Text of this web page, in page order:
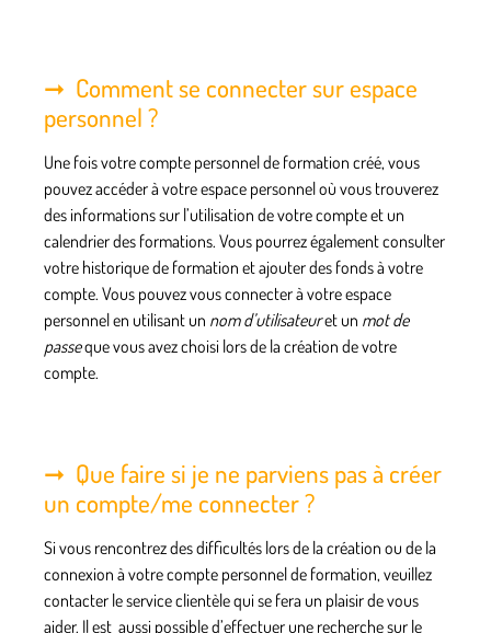
Comment se connecter sur espace
personnel ?
Une fois votre compte personnel de formation créé, vous
pouvez accéder à votreespace personneloù vous trouverez
des informations sur l’utilisation de votre compte et un
calendrier des formations. Vous pourrez également consulter
votre historique de formation et ajouter des fonds à votre
compte. Vous pouvez vous connecter à votre espace
personnel en utilisant un nom d’utilisateuret un mot de
passeque vous avez choisi lors de la création de votre
compte.
Que faire si je ne parviens pas à créer
un compte/me connecter ?
Si vous rencontrez des difficultés lors de la création ou de la
connexion à votre compte personnel de formation, veuillez
contacter le service clientèlequi se fera un plaisir de vous
aider. Il est aussi possible d’effectuer une recherche sur le